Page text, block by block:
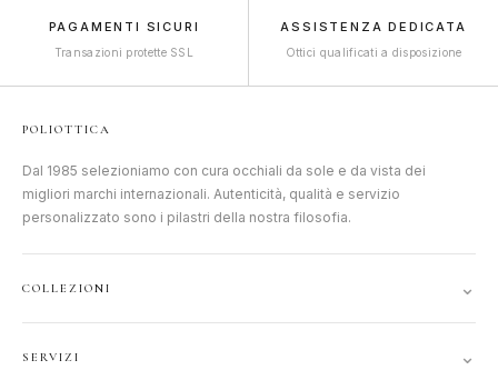
PAGAMENTI SICURI
Transazioni protette SSL
ASSISTENZA DEDICATA
Ottici qualificati a disposizione
POLIOTTICA
Dal 1985 selezioniamo con cura occhiali da sole e da vista dei
migliori marchi internazionali. Autenticità, qualità e servizio
personalizzato sono i pilastri della nostra filosofia.
COLLEZIONI ⌄
SERVIZI ⌄